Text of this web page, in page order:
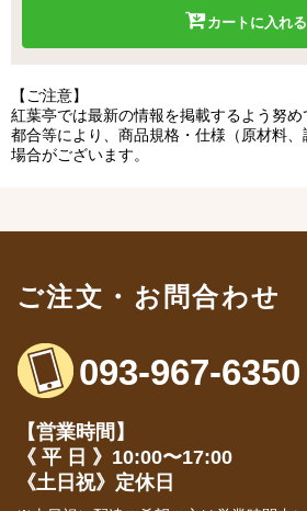
カートに入れる
【ご注意】
紅葉亭では最新の情報を掲載するよう努
都合等により、商品規格・仕様（原材料
場合がございます。
ご注文・お問合わせ
093-967-6350
【営業時間】
《 平 日 》10:00〜17:00
《土日祝》定休日